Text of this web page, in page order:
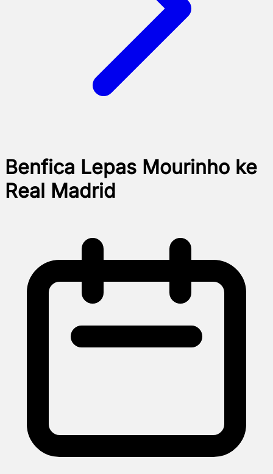
Benfica Lepas Mourinho ke
Real Madrid